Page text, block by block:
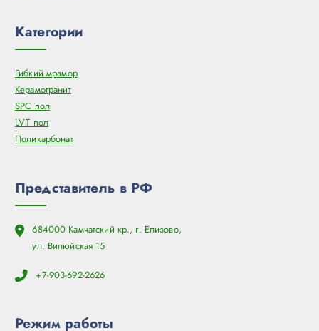
Категории
Гибкий мрамор
Керамогранит
SPC пол
LVT пол
Поликарбонат
Представитель в РФ
684000 Камчатский кр., г. Елизово,
ул. Вилюйская 15
+7-903-692-2626
Режим работы